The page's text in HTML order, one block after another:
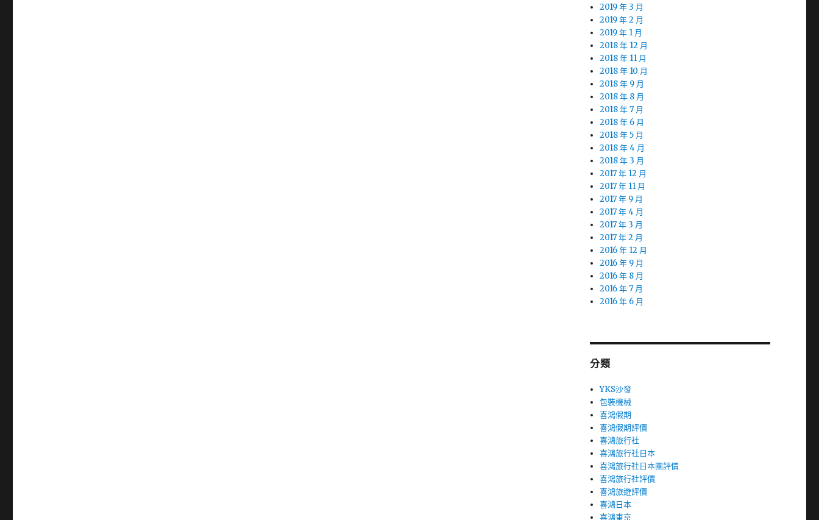
2019 年 3 月
2019 年 2 月
2019 年 1 月
2018 年 12 月
2018 年 11 月
2018 年 10 月
2018 年 9 月
2018 年 8 月
2018 年 7 月
2018 年 6 月
2018 年 5 月
2018 年 4 月
2018 年 3 月
2017 年 12 月
2017 年 11 月
2017 年 9 月
2017 年 4 月
2017 年 3 月
2017 年 2 月
2016 年 12 月
2016 年 9 月
2016 年 8 月
2016 年 7 月
2016 年 6 月
分類
YKS沙發
包裝機械
喜鴻假期
喜鴻假期評價
喜鴻旅行社
喜鴻旅行社日本
喜鴻旅行社日本團評價
喜鴻旅行社評價
喜鴻旅遊評價
喜鴻日本
喜鴻東京